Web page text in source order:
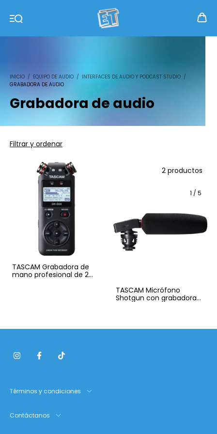
INICIO / EQUIPO DE AUDIO / INTERFACES DE AUDIO Y PODCAST STUDIO /
GRABADORA DE AUDIO
Grabadora de audio
Filtrar y ordenar
2 productos
TASCAM Grabadora de
mano profesional de 2
1 / 5
TASCAM Micrófono
Shotgun con grabadora
Términos y condiciones
Contáctanos